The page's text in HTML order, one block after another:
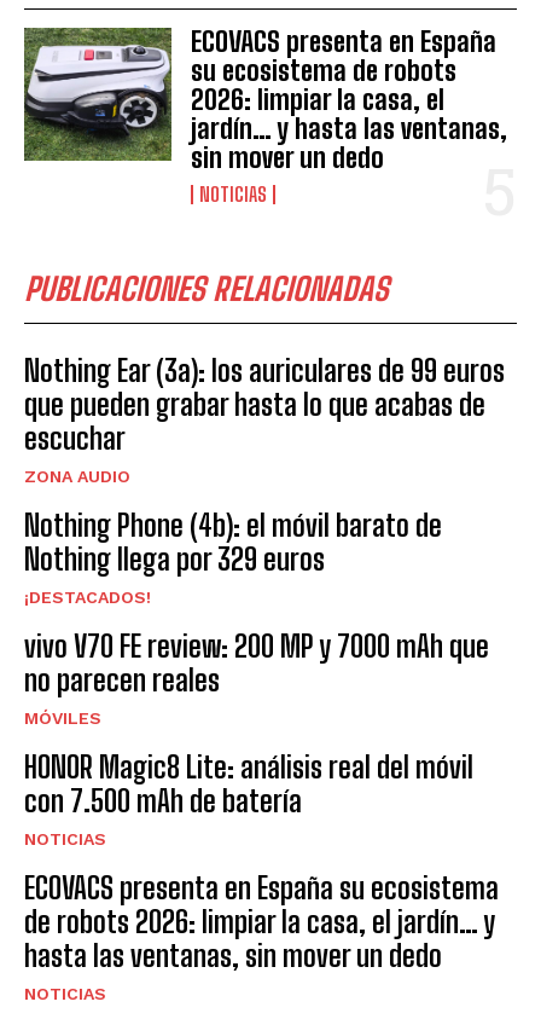
ECOVACS presenta en España
su ecosistema de robots
2026: limpiar la casa, el
jardín… y hasta las ventanas,
sin mover un dedo
NOTICIAS
PUBLICACIONES RELACIONADAS
Nothing Ear (3a): los auriculares de 99 euros
que pueden grabar hasta lo que acabas de
escuchar
ZONA AUDIO
Nothing Phone (4b): el móvil barato de
Nothing llega por 329 euros
¡DESTACADOS!
vivo V70 FE review: 200 MP y 7000 mAh que
no parecen reales
MÓVILES
HONOR Magic8 Lite: análisis real del móvil
con 7.500 mAh de batería
NOTICIAS
ECOVACS presenta en España su ecosistema
de robots 2026: limpiar la casa, el jardín… y
hasta las ventanas, sin mover un dedo
NOTICIAS